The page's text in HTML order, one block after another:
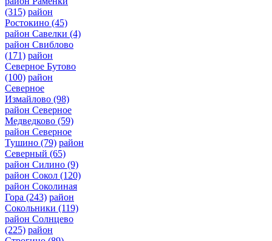
(315) район
Ростокино (45)
район Савелки (4)
район Свиблово
(171) район
Северное Бутово
(100) район
Северное
Измайлово (98)
район Северное
Медведково (59)
район Северное
Тушино (79) район
Северный (65)
район Силино (9)
район Сокол (120)
район Соколиная
Гора (243) район
Сокольники (119)
район Солнцево
(225) район